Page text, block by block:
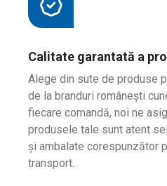
Calitate garantată a
Alege din sute de produse
de la branduri românești
fiecare comandă, noi ne
produsele tale sunt atent
și ambalate corespunzător
transport.